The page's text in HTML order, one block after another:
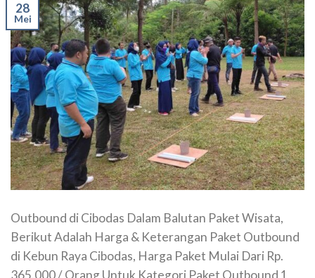
28
Mei
Outbound di Cibodas Dalam Balutan Paket Wisata,
Berikut Adalah Harga & Keterangan Paket Outbound
di Kebun Raya Cibodas, Harga Paket Mulai Dari Rp.
365.000 / Orang Untuk Kategori Paket Outbound 1